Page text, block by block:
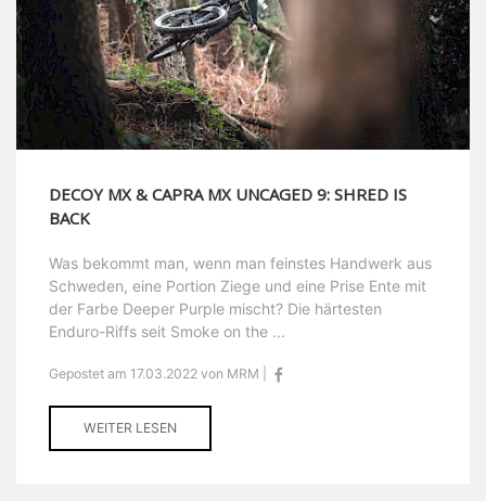
DECOY MX & CAPRA MX UNCAGED 9: SHRED IS
BACK
Was bekommt man, wenn man feinstes Handwerk aus
Schweden, eine Portion Ziege und eine Prise Ente mit
der Farbe Deeper Purple mischt? Die härtesten
Enduro-Riffs seit Smoke on the ...
Gepostet am 17.03.2022 von MRM |
WEITER LESEN